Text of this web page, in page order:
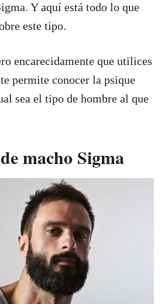
Y aquí está todo lo que
este tipo.
encarecidamente que utilices
permite conocer la psique
sea el tipo de hombre al que
macho Sigma